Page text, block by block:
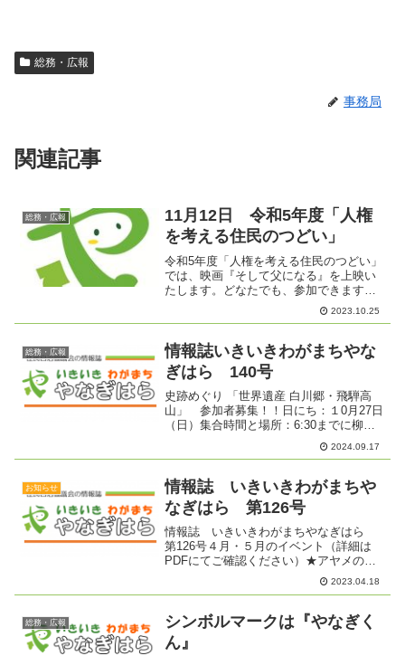
総務・広報
事務局
関連記事
総務・広報
11月12日 令和5年度「人権
を考える住民のつどい」
令和5年度「人権を考える住民のつどい」
では、映画『そして父になる』を上映い
たします。どなたでも、参加できます。
日 時：令和５年11月12日（日） 午
前9時00分～（開場：午前8時45分） 場
映画『そ...
2023.10.25
総務・広報
情報誌いきいきわがまちやな
ぎはら 140号
史跡めぐり 「世界遺産 白川郷・飛騨高
山」 参加者募集！！日にち：１0月27日
（日）集合時間と場所：6:30までに柳原
総合市民センター駐車場参加費：お一
人 5,000円（昼食・施設入館料含みま
～10/...
2024.09.17
お知らせ
情報誌 いきいきわがまちや
なぎはら 第126号
情報誌 いきいきわがまちやなぎはら
第126号４月・５月のイベント（詳細は
PDFにてご確認ください）★アヤメの
里 やなぎはらまつり 5/13（土）★健
康づくりウオーク 4/26（水）・
へ ウオーク ...
2023.04.18
総務・広報
シンボルマークは『やなぎく
ん』